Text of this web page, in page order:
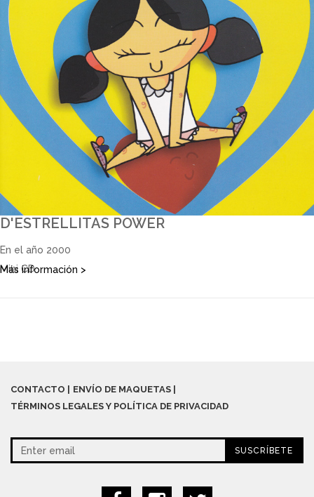
D'ESTRELLITAS POWER
En el año 2000
Mini CD
Más información >
CONTACTO
ENVÍO DE MAQUETAS
TÉRMINOS LEGALES Y POLÍTICA DE PRIVACIDAD
SUSCRÍBETE